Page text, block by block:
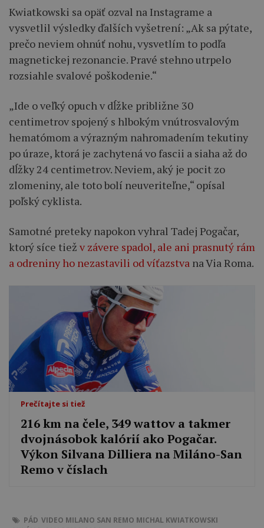
Kwiatkowski sa opäť ozval na Instagrame a
vysvetlil výsledky ďalších vyšetrení: „Ak sa pýtate,
prečo neviem ohnúť nohu, vysvetlím to podľa
magnetickej rezonancie. Pravé stehno utrpelo
rozsiahle svalové poškodenie.“
„Ide o veľký opuch v dĺžke približne 30
centimetrov spojený s hlbokým vnútrosvalovým
hematómom a výrazným nahromadením tekutiny
po úraze, ktorá je zachytená vo fascii a siaha až do
dĺžky 24 centimetrov. Neviem, aký je pocit zo
zlomeniny, ale toto bolí neuveriteľne,“ opísal
poľský cyklista.
Samotné preteky napokon vyhral Tadej Pogačar,
ktorý síce tiež v závere spadol, ale ani prasnutý rám
a odreniny ho nezastavili od víťazstva na Via Roma.
Prečítajte si tiež
216 km na čele, 349 wattov a takmer
dvojnásobok kalórií ako Pogačar.
Výkon Silvana Dilliera na Miláno-San
Remo v číslach
PÁD VIDEO MILANO SAN REMO MICHAL KWIATKOWSKI